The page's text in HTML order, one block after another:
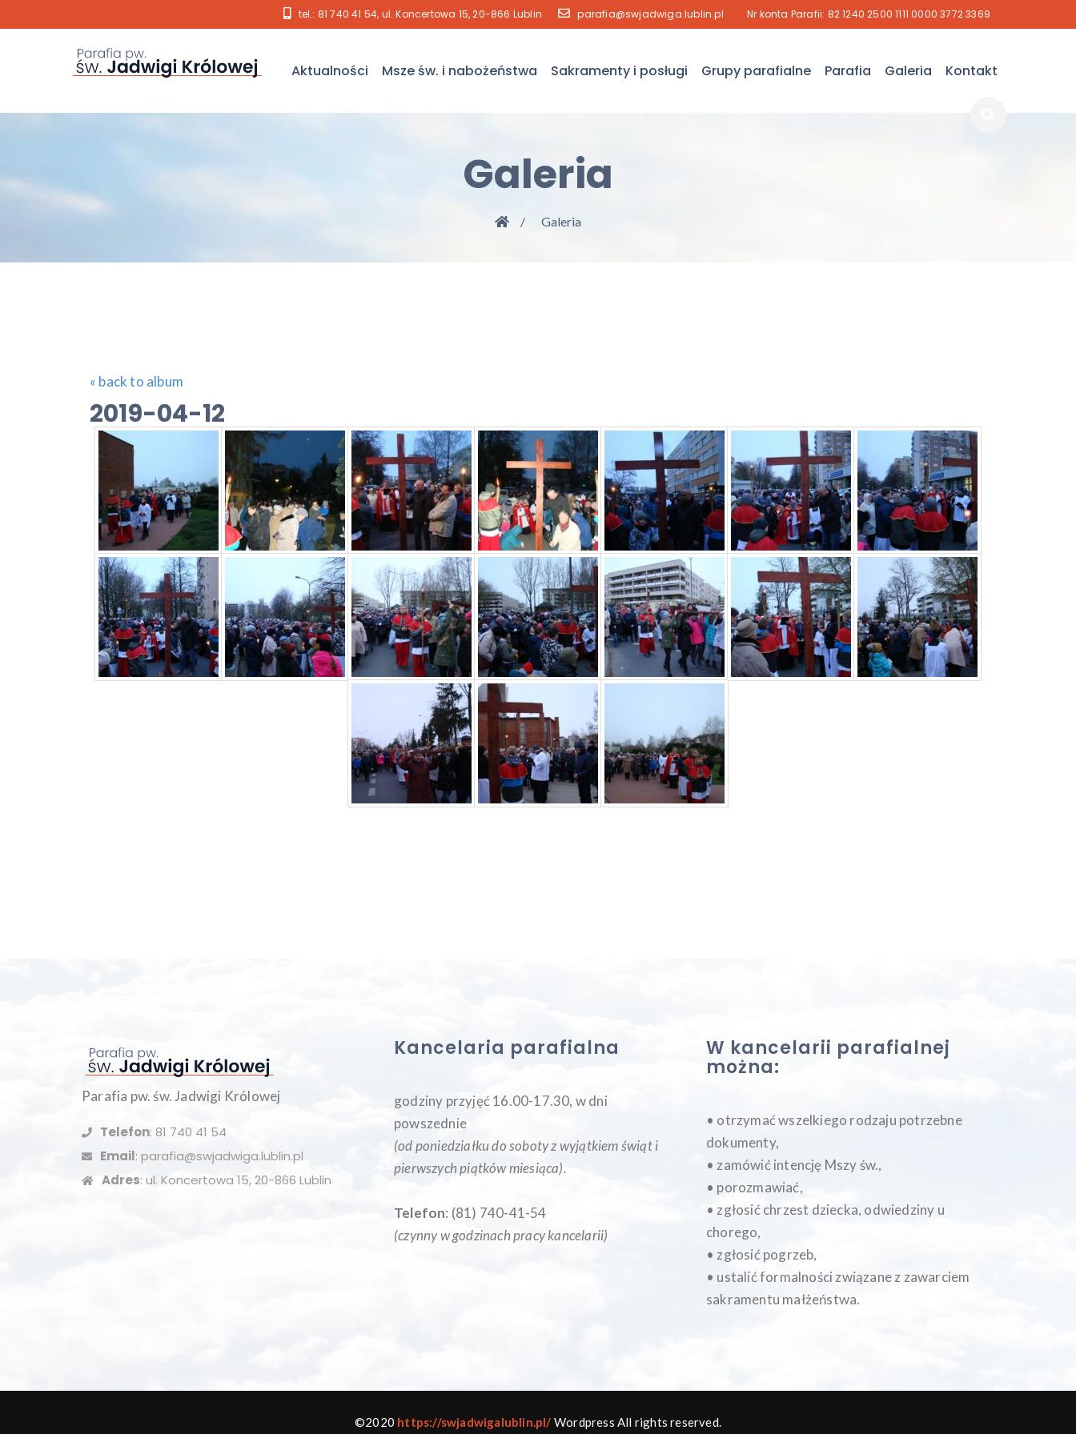
tel.: 81 740 41 54, ul. Koncertowa 15, 20-866 Lublin parafia@swjadwiga.lublin.pl Nr konta Parafii: 82 1240 2500 1111 0000 3772 3369
Aktualności Msze św. i nabożeństwa Sakramenty i posługi Grupy parafialne Parafia Galeria Kontakt
Galeria
Galeria
« back to album
2019-04-12
Parafia pw. św. Jadwigi Królowej
Telefon: 81 740 41 54
Email: parafia@swjadwiga.lublin.pl
Adres: ul. Koncertowa 15, 20-866 Lublin
Kancelaria parafialna
godziny przyjęć 16.00-17.30, w dni
powszednie
(od poniedziałku do soboty z wyjątkiem świąt i
pierwszych piątków miesiąca).
Telefon: (81) 740-41-54
(czynny w godzinach pracy kancelarii)
W kancelarii parafialnej
można:
• otrzymać wszelkiego rodzaju potrzebne
dokumenty,
• zamówić intencję Mszy św.,
• porozmawiać,
• zgłosić chrzest dziecka, odwiedziny u
chorego,
• zgłosić pogrzeb,
• ustalić formalności związane z zawarciem
sakramentu małżeństwa.
©2020 https://swjadwigalublin.pl/ Wordpress All rights reserved.